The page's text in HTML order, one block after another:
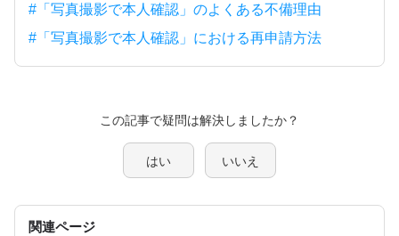
#「写真撮影で本人確認」のよくある不備理由
#「写真撮影で本人確認」における再申請方法
この記事で疑問は解決しましたか？
はい いいえ
関連ページ